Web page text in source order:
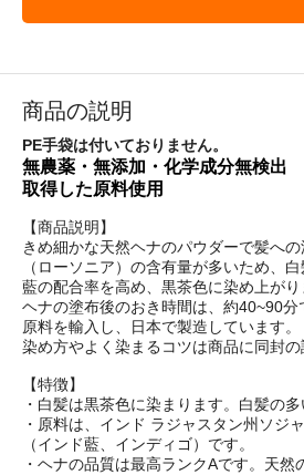
商品の説明
PE手袋は付いておりません。
無農薬・無添加・化学成分無検出
取得した原料使用
【商品説明】
きめ細かな天然ヘナのパウダーで髪へ
（ローソニア）の含有量が多いため、
藍の配合率を高め、黒茶色に染め上がり
ヘナの塗布後のおき時間は、約40~90分
原料を輸入し、日本で製造しています。
染め方やよく染まるコツは商品に同封の
【特徴】
・白髪は黒茶色に染まります。白髪の多
・原料は、インド ラジャスタン州ソジ
（インド藍、インディゴ）です。
・ヘナの品質は最高ランクAです。天